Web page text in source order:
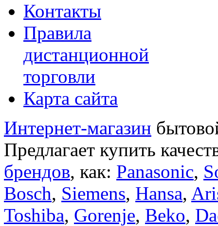
Контакты
Правила
дистанционной
торговли
Карта сайта
Интернет-магазин
Предлагает купить
брендов, как: Panasonic,
Bosch, Siemens, Hansa,
Toshiba, Gorenje, Beko,